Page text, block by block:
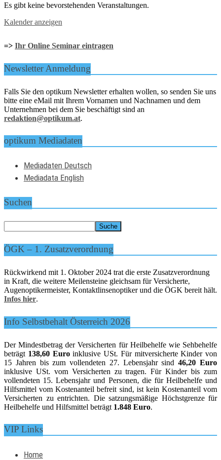
Es gibt keine bevorstehenden Veranstaltungen.
Kalender anzeigen
=> Ihr Online Seminar eintragen
Newsletter Anmeldung
Falls Sie den optikum Newsletter erhalten wollen, so senden Sie uns
bitte eine eMail mit Ihrem Vornamen und Nachnamen und dem
Unternehmen bei dem Sie beschäftigt sind an
redaktion@optikum.at.
optikum Mediadaten
Mediadaten Deutsch
Mediadata English
Suchen
ÖGK – 1. Zusatzverordnung
Rückwirkend mit 1. Oktober 2024 trat die erste Zusatzverordnung
in Kraft, die weitere Meilensteine gleichsam für Versicherte,
Augenoptikermeister, Kontaktlinsenoptiker und die ÖGK bereit hält.
Infos hier.
Info Selbstbehalt Österreich 2026
Der Mindestbetrag der Versicherten für Heilbehelfe wie Sehbehelfe
beträgt 138,60 Euroinklusive USt. Für mitversicherte Kinder von
15 Jahren bis zum vollendeten 27. Lebensjahr sind46,20 Euro
inklusive USt. vom Versicherten zu tragen. Für Kinder bis zum
vollendeten 15. Lebensjahr und Personen, die für Heilbehelfe und
Hilfsmittel vom Kostenanteil befreit sind, ist kein Kostenanteil vom
Versicherten zu entrichten. Die satzungsmäßige Höchstgrenze für
Heilbehelfe und Hilfsmittel beträgt 1.848 Euro.
VIP Links
Home